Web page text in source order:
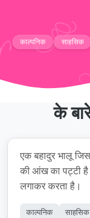
काल्पनिक साहसिक
के
एक बहादुर भालू
की आंख का पट्टी
लगाकर करता है।
काल्पनिक साहसिक